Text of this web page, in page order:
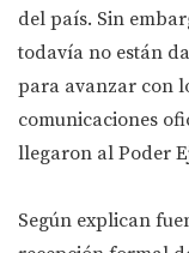
del país. Sin
todavía no están
para avanzar con
comunicaciones
llegaron al Poder
Según explican